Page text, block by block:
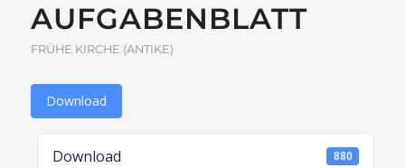
AUFGABENBLATT
FRÜHE KIRCHE (ANTIKE)
Download
Download 880